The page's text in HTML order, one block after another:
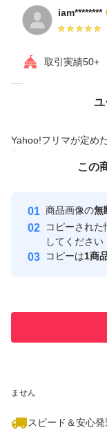
iam********
取引実績50+
ユ
Yahoo!フリマが定め
付与しています
安心取引出品者
取引実績
ません
スピード＆安心発
価格の相
この
商品画像の無
コピーされた
してください
コピーは1商
この商品をみてい